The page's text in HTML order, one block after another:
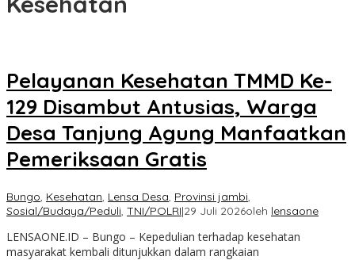
Pelayanan Kesehatan TMMD Ke-
129 Disambut Antusias, Warga
Desa Tanjung Agung Manfaatkan
Pemeriksaan Gratis
Bungo, Kesehatan, Lensa Desa, Provinsi jambi,
Sosial/Budaya/Peduli, TNI/POLRI|29 Juli 2026oleh lensaone
LENSAONE.ID – Bungo – Kepedulian terhadap kesehatan
masyarakat kembali ditunjukkan dalam rangkaian